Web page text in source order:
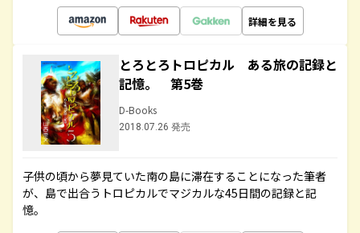
詳細を見る
とろとろトロピカル ある旅の記録と
記憶。 第5巻
D-Books
2018.07.26 発売
子供の頃から夢見ていた南の島に滞在することになった筆者
が、島で出合うトロピカルでマジカルな45日間の記録と記
憶。